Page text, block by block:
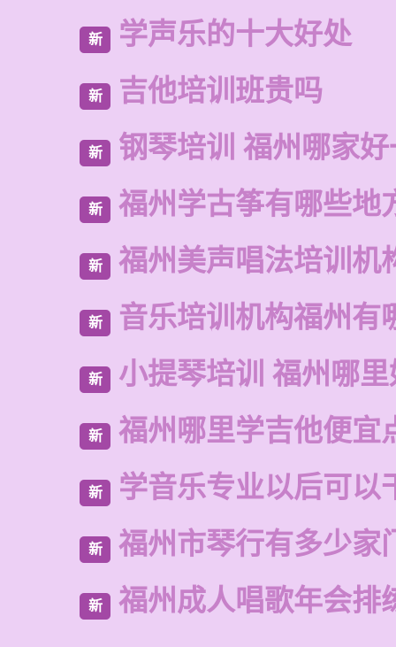
新 学声乐的十大好处
新 吉他培训班贵吗
新 钢琴培训 福州哪家
新 福州学古筝有哪些地
新 福州美声唱法培训机
新 音乐培训机构福州有
新 小提琴培训 福州哪
新 福州哪里学吉他便宜
新 学音乐专业以后可以
新 福州市琴行有多少家
新 福州成人唱歌年会排